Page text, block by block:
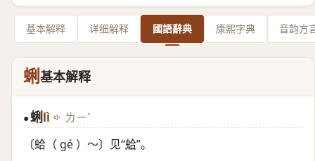
基本解释 详细解释 國語辭典 康熙字典 音韵方
蜊基本解释
●蜊 lì ㄌㄧˋ
〔蛤（ gé ）～〕见“蛤”。